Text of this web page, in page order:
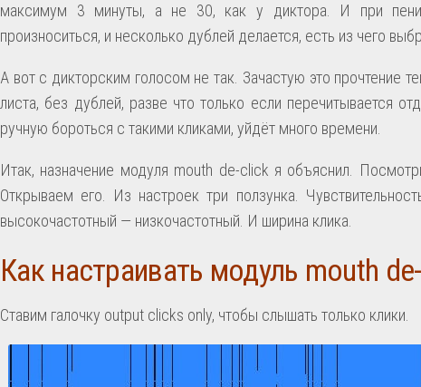
максимум 3 минуты, а не 30, как у диктора. И при
произноситься, и несколько дублей делается, есть из чего
А вот с дикторским голосом не так. Зачастую это прочтение
листа, без дублей, разве что только если перечитывается
ручную бороться с такими кликами, уйдёт много времени.
Итак, назначение модуля mouth de-click я объяснил.
Открываем его. Из настроек три ползунка.
высокочастотный — низкочастотный. И ширина клика.
Как настраивать модуль mouth
Ставим галочку output clicks only, чтобы слышать только клики.